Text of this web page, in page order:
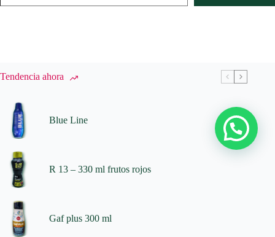
Tendencia ahora
Blue Line
R 13 – 330 ml frutos rojos
Gaf plus 300 ml